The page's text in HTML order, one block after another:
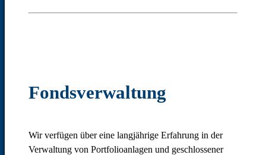
Fondsverwaltung
Wir verfügen über eine langjährige Erfahrung in der
Verwaltung von Portfolioanlagen und geschlossener